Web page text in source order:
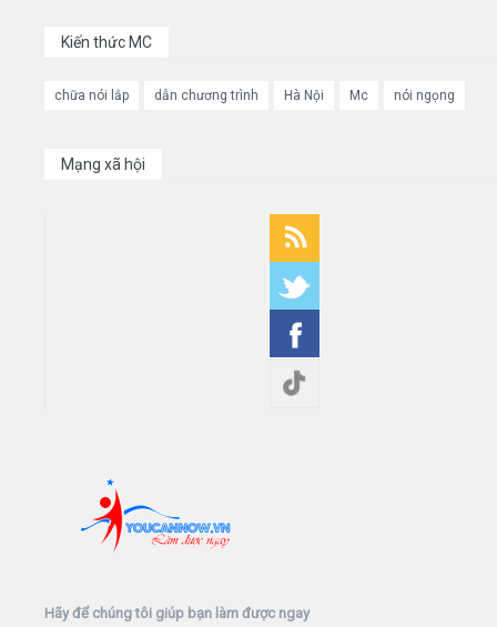
Kiến thức MC
chữa nói lắp dẫn chương trình Hà Nội Mc nói ngọng
Mạng xã hội
Hãy để chúng tôi giúp bạn làm được ngay